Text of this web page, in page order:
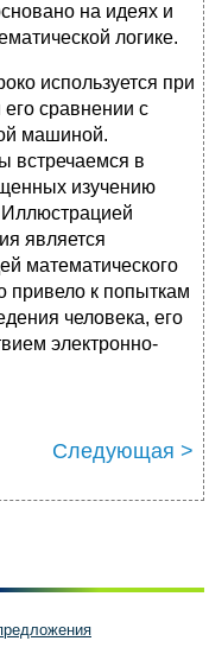
на идеях и
логике.
используется при
сравнении с
машиной.
встречаемся в
изучению
Иллюстрацией
является
математического
к попыткам
человека, его
электронно-
Следующая >